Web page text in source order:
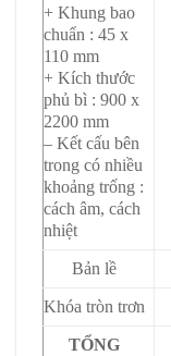
+ Khung bao
chuẩn : 45 x
110 mm
+ Kích thước
phủ bì : 900 x
2200 mm
– Kết cấu bên
trong có nhiều
khoảng trống :
cách âm, cách
nhiệt
Bản lề
Khóa tròn trơn
TỔNG